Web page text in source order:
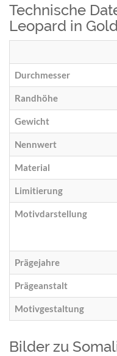
Technische
Leopard in Gold
Durchmesser
Randhöhe
Gewicht
Nennwert
Material
Limitierung
Motivdarstellung
Prägejahre
Prägeanstalt
Motivgestaltung
Bilder zu